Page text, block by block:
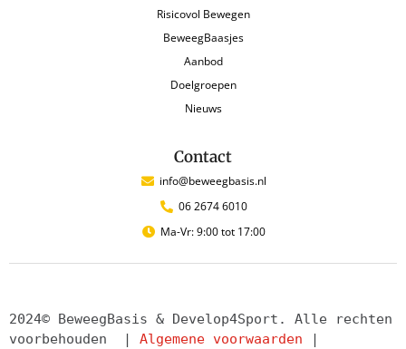
Risicovol Bewegen
BeweegBaasjes
Aanbod
Doelgroepen
Nieuws
Contact
info@beweegbasis.nl
06 2674 6010
Ma-Vr: 9:00 tot 17:00
2024© BeweegBasis & Develop4Sport. Alle rechten
voorbehouden  | Algemene voorwaarden